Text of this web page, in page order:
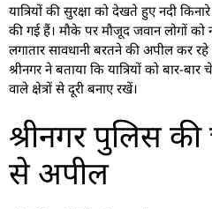
यात्रियों की सुरक्षा को देखते हुए नदी
की गई हैं। मौके पर मौजूद जवान लोगों
लगातार सावधानी बरतने की अपील कर रहे
श्रीनगर ने बताया कि यात्रियों को बार-
वाले क्षेत्रों से दूरी बनाए रखें।
श्रीनगर पुलिस की
से अपील